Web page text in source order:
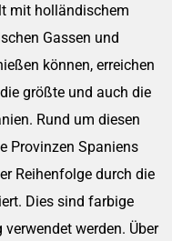
mit holländischem
Gassen und
können, erreichen
größte und auch die
Rund um diesen
Provinzen Spaniens
Reihenfolge durch die
Dies sind farbige
werden. Über